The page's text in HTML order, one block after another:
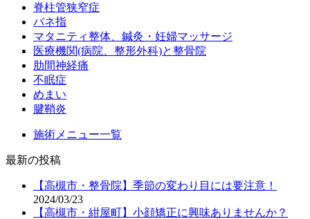
脊柱管狭窄症
バネ指
マタニティ整体、鍼灸・妊婦マッサージ
医療機関(病院、整形外科)と整骨院
肋間神経痛
不眠症
めまい
腱鞘炎
施術メニュー一覧
最新の投稿
【高槻市・整骨院】季節の変わり目には要注意！
2024/03/23
【高槻市・紺屋町】小顔矯正に興味ありませんか？